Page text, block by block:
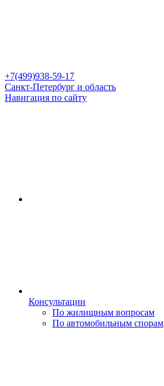
+7(499)938-59-17
Санкт-Петербург и область
Навигация по сайту
Консультации
По жилищным вопросам
По автомобильным спорам